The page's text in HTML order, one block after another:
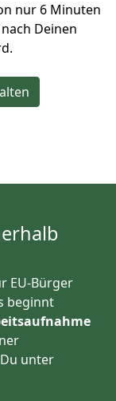
nur 6 Minuten
Deinen
EU-Bürger
beginnt
unter